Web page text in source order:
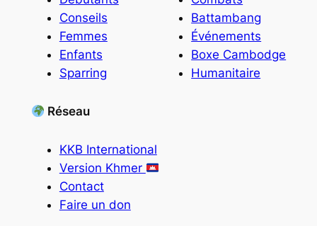
Conseils
Femmes
Enfants
Sparring
Battambang
Événements
Boxe Cambodge
Humanitaire
Réseau
KKB International
Version Khmer
Contact
Faire un don